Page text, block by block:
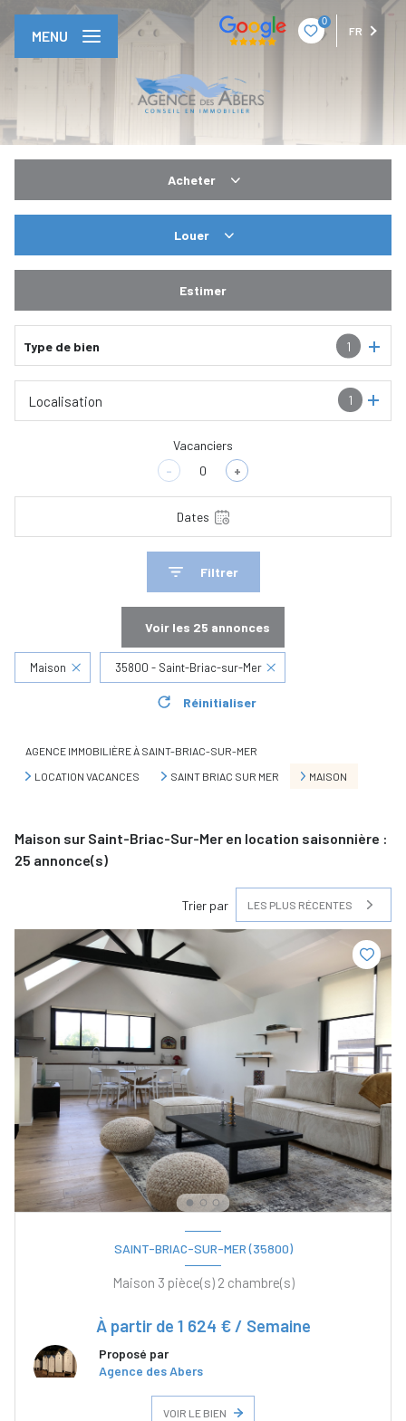
0
FR
MENU
Acheter
Louer
Estimer
Type de bien 1
1
Localisation
Vacanciers
-
+
Dates
Filtrer
Voir les 25 annonces
Maison 35800 - Saint-Briac-sur-Mer
Réinitialiser
AGENCE IMMOBILIÈRE À SAINT-BRIAC-SUR-MER
LOCATION VACANCES
SAINT BRIAC SUR MER MAISON
Maison sur Saint-Briac-Sur-Mer en location saisonnière :
25 annonce(s)
Trier par LES PLUS RÉCENTES
SAINT-BRIAC-SUR-MER (35800)
Maison 3 pièce(s) 2 chambre(s)
À partir de 1 624 € / Semaine
Proposé par
Agence des Abers
VOIR LE BIEN